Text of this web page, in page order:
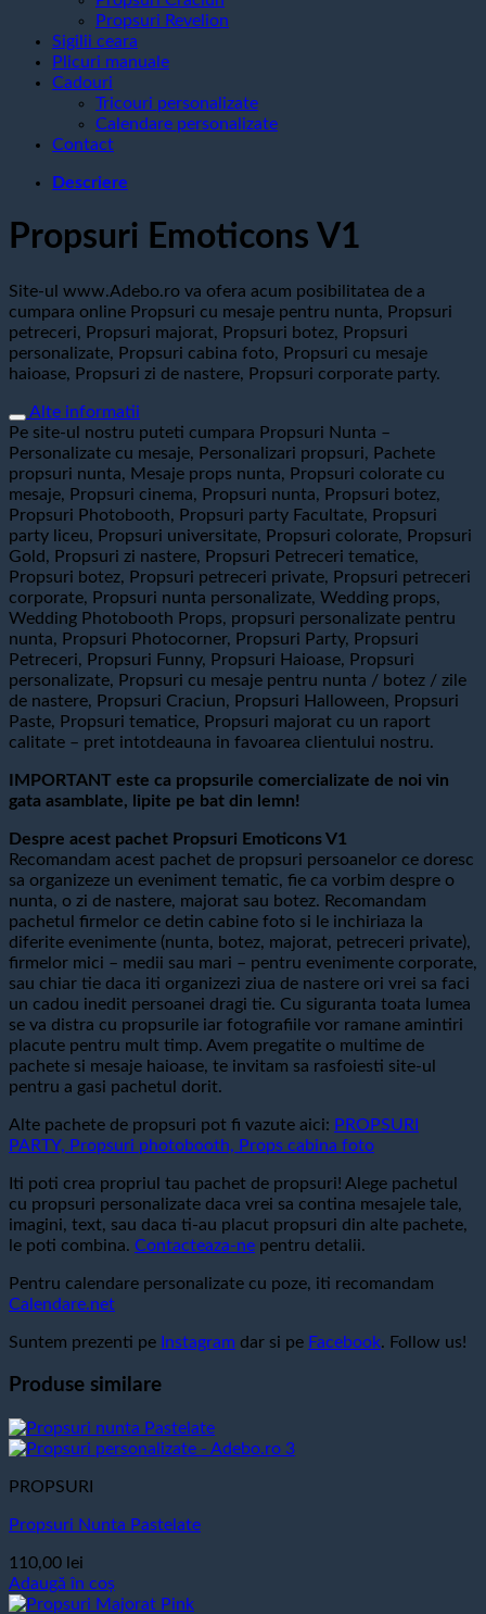
Propsuri Revelion
Sigilii ceara
Plicuri manuale
Cadouri
Tricouri personalizate
Calendare personalizate
Contact
Descriere
Propsuri Emoticons V1
Site-ul www.Adebo.ro va ofera acum posibilitatea de a
cumpara online Propsuri cu mesaje pentru nunta, Propsuri
petreceri, Propsuri majorat, Propsuri botez, Propsuri
personalizate, Propsuri cabina foto, Propsuri cu mesaje
haioase, Propsuri zi de nastere, Propsuri corporate party.
Alte informatii
Pe site-ul nostru puteti cumpara Propsuri Nunta –
Personalizate cu mesaje, Personalizari propsuri, Pachete
propsuri nunta, Mesaje props nunta, Propsuri colorate cu
mesaje, Propsuri cinema, Propsuri nunta, Propsuri botez,
Propsuri Photobooth, Propsuri party Facultate, Propsuri
party liceu, Propsuri universitate, Propsuri colorate, Propsuri
Gold, Propsuri zi nastere, Propsuri Petreceri tematice,
Propsuri botez, Propsuri petreceri private, Propsuri petreceri
corporate, Propsuri nunta personalizate, Wedding props,
Wedding Photobooth Props, propsuri personalizate pentru
nunta, Propsuri Photocorner, Propsuri Party, Propsuri
Petreceri, Propsuri Funny, Propsuri Haioase, Propsuri
personalizate, Propsuri cu mesaje pentru nunta / botez / zile
de nastere, Propsuri Craciun, Propsuri Halloween, Propsuri
Paste, Propsuri tematice, Propsuri majorat cu un raport
calitate – pret intotdeauna in favoarea clientului nostru.
IMPORTANT este ca propsurile comercializate de noi vin
gata asamblate, lipite pe bat din lemn!
Despre acest pachet Propsuri Emoticons V1
Recomandam acest pachet de propsuri persoanelor ce doresc
sa organizeze un eveniment tematic, fie ca vorbim despre o
nunta, o zi de nastere, majorat sau botez. Recomandam
pachetul firmelor ce detin cabine foto si le inchiriaza la
diferite evenimente (nunta, botez, majorat, petreceri private),
firmelor mici – medii sau mari – pentru evenimente corporate,
sau chiar tie daca iti organizezi ziua de nastere ori vrei sa faci
un cadou inedit persoanei dragi tie. Cu siguranta toata lumea
se va distra cu propsurile iar fotografiile vor ramane amintiri
placute pentru mult timp. Avem pregatite o multime de
pachete si mesaje haioase, te invitam sa rasfoiesti site-ul
pentru a gasi pachetul dorit.
Alte pachete de propsuri pot fi vazute aici: PROPSURI
PARTY, Propsuri photobooth, Props cabina foto
Iti poti crea propriul tau pachet de propsuri! Alege pachetul
cu propsuri personalizate daca vrei sa contina mesajele tale,
imagini, text, sau daca ti-au placut propsuri din alte pachete,
le poti combina. Contacteaza-ne pentru detalii.
Pentru calendare personalizate cu poze, iti recomandam
Calendare.net
Suntem prezenti pe Instagram dar si pe Facebook. Follow us!
Produse similare
PROPSURI
Propsuri Nunta Pastelate
110,00 lei
Adaugă în coș